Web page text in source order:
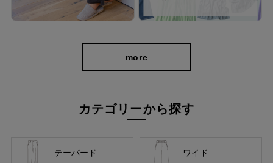
more
カテゴリーから探す
テーパード ワイド